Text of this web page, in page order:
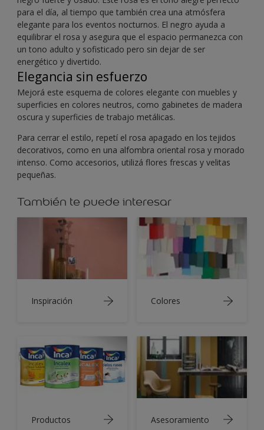
para el día, al tiempo que también crea una atmósfera
elegante para los eventos nocturnos. El negro ayuda a
equilibrar el rosa y asegura que el espacio permanezca con
un tono adulto y sofisticado pero sin dejar de ser
energético y divertido.
Elegancia sin esfuerzo
Mejorá este esquema de colores elegante con muebles y
superficies en colores neutros, como gabinetes de madera
oscura y superficies de trabajo metálicas.
Para cerrar el estilo, repetí el rosa apagado en los tejidos
decorativos, como en una alfombra oriental rosa y morado
intenso. Como accesorios, utilizá flores frescas y velitas
pequeñas.
También te puede interesar
Inspiración Colores
Productos Asesoramiento